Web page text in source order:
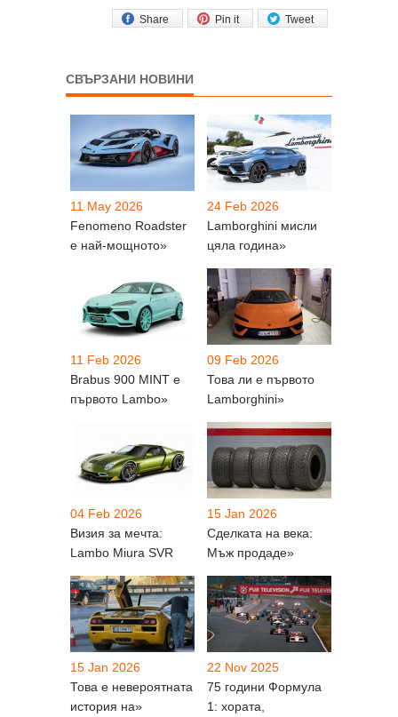
Tweet
Pin it
Share
СВЪРЗАНИ НОВИНИ
11 May 2026
Fenomeno Roadster
е най-мощното»
24 Feb 2026
Lamborghini мисли
цяла година»
11 Feb 2026
Brabus 900 MINT е
първото Lambo»
09 Feb 2026
Това ли е първото
Lamborghini»
04 Feb 2026
Визия за мечта:
Lambo Miura SVR
15 Jan 2026
Сделката на века:
Мъж продаде»
15 Jan 2026
Това е невероятната
история на»
22 Nov 2025
75 години Формула
1: хората,